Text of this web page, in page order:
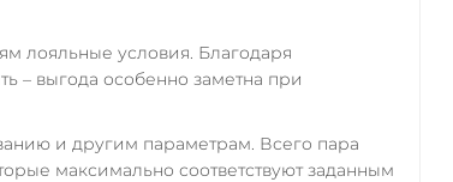
лояльные условия. Благодаря
– выгода особенно заметна при
и другим параметрам. Всего пара
максимально соответствуют заданным